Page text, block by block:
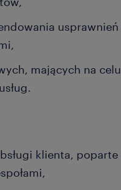
usprawnień
mających na celu
klienta, poparte